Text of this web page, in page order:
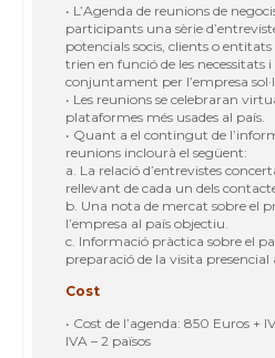
• L’Agenda de reunions de
participants una sèrie
potencials socis, clients o entitats
trien en funció de les necessitats
conjuntament per l’empresa
• Les reunions se celebraran
plataformes més usades al país.
• Quant a el contingut de
reunions inclourà el següent:
a. La relació d’entrevistes
rellevant de cada un dels
b. Una nota de mercat sobre el
l’empresa al país objectiu.
c. Informació pràctica sobre el
preparació de la visita presencial
Cost
• Cost de l’agenda: 850 Euros +
IVA – 2 països